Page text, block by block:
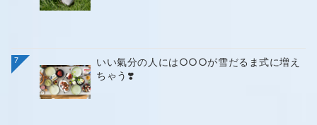
7
いい氣分の人には○○○が雪だるま式に増え
ちゃう❣️